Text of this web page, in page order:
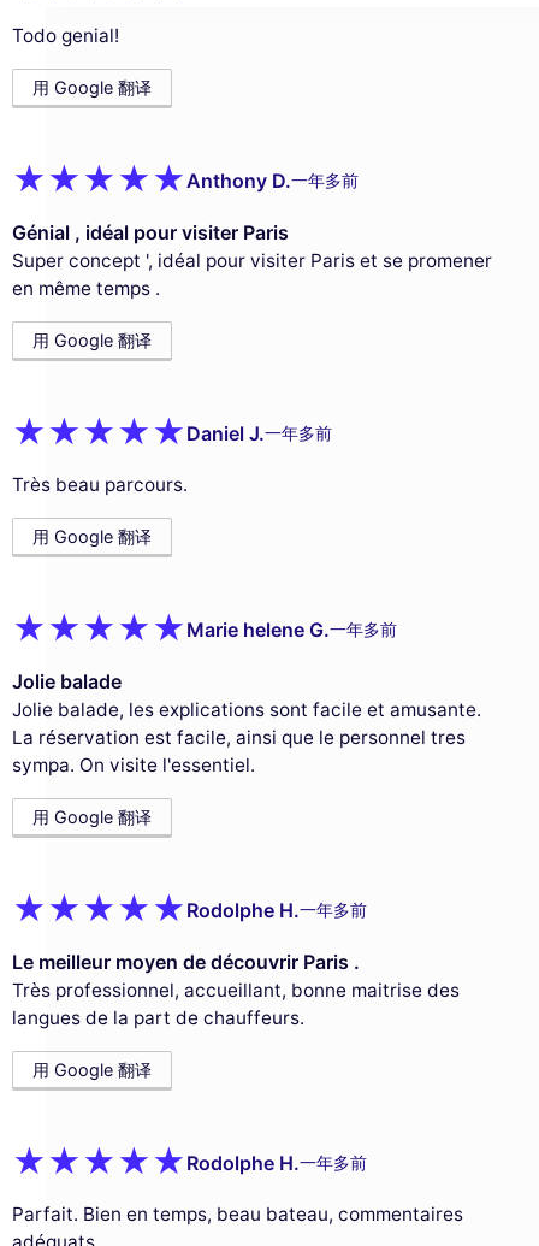
Todo genial!
用 Google 翻译
Anthony D.一年多前
Génial , idéal pour visiter Paris
Super concept ', idéal pour visiter Paris et se promener
en même temps .
用 Google 翻译
Daniel J.一年多前
Très beau parcours.
用 Google 翻译
Marie helene G.一年多前
Jolie balade
Jolie balade, les explications sont facile et amusante.
La réservation est facile, ainsi que le personnel tres
sympa. On visite l'essentiel.
用 Google 翻译
Rodolphe H.一年多前
Le meilleur moyen de découvrir Paris .
Très professionnel, accueillant, bonne maitrise des
langues de la part de chauffeurs.
用 Google 翻译
Rodolphe H.一年多前
Parfait. Bien en temps, beau bateau, commentaires